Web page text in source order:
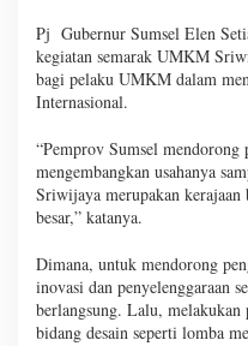
Pj Gubernur Sumsel Elen
kegiatan semarak UMKM
bagi pelaku UMKM dalam
Internasional.
“Pemprov Sumsel
mengembangkan usahanya
Sriwijaya merupakan kerajaan
besar,” katanya.
Dimana, untuk mendorong
inovasi dan penyelenggaraan
berlangsung. Lalu, melakukan
bidang desain seperti lomba